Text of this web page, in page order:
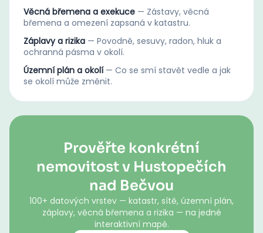
Věcná břemena a exekuce — Zástavy, věcná
břemena a omezení zapsaná v katastru.
Záplavy a rizika — Povodně, sesuvy, radon, hluk a
ochranná pásma v okolí.
Územní plán a okolí — Co se smí stavět vedle a jak
se okolí může změnit.
Prověřte konkrétní
nemovitost v Hustopečích
nad Bečvou
100+ datových vrstev — katastr, sítě, územní plán,
záplavy, věcná břemena a rizika — na jedné
interaktivní mapě.